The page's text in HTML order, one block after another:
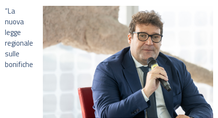
“La
nuova
legge
regionale
sulle
bonifiche